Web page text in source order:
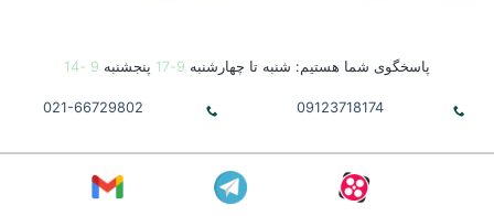
پاسخگوی شما هستیم: شنبه تا چهارشنبه9-17 پنجشنبه9 -14
09123718174
021-66729802